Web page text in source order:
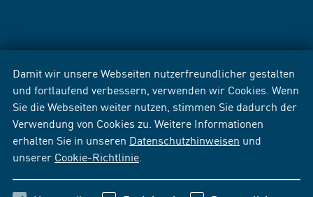
Damit wir unsere Webseiten nutzerfreundlicher gestalten
und fortlaufend verbessern, verwenden wir Cookies. Wenn
Sie die Webseiten weiter nutzen, stimmen Sie dadurch der
Verwendung von Cookies zu. Weitere Informationen
erhalten Sie in unseren Datenschutzhinweisen und
unserer Cookie-Richtlinie